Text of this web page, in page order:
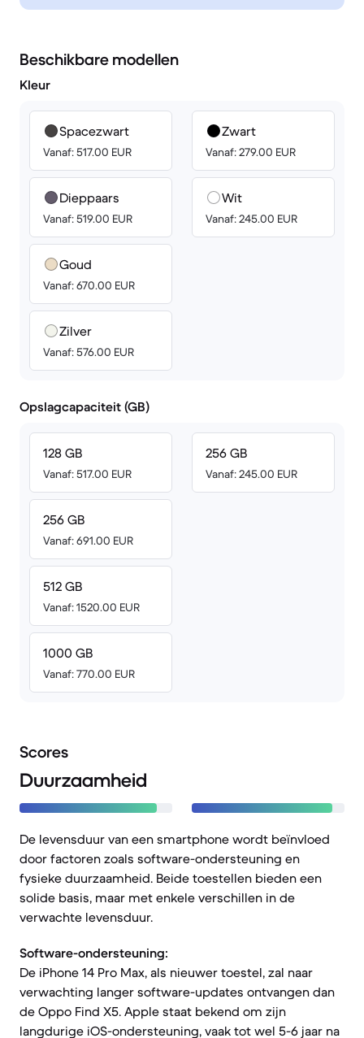
Beschikbare modellen
Kleur
Spacezwart
Vanaf: 517.00 EUR
Dieppaars
Vanaf: 519.00 EUR
Goud
Vanaf: 670.00 EUR
Zilver
Vanaf: 576.00 EUR
Zwart
Vanaf: 279.00 EUR
Wit
Vanaf: 245.00 EUR
Opslagcapaciteit (GB)
128 GB
Vanaf: 517.00 EUR
256 GB
Vanaf: 691.00 EUR
512 GB
Vanaf: 1520.00 EUR
1000 GB
Vanaf: 770.00 EUR
256 GB
Vanaf: 245.00 EUR
Scores
Duurzaamheid
De levensduur van een smartphone wordt beïnvloed
door factoren zoals software-ondersteuning en
fysieke duurzaamheid. Beide toestellen bieden een
solide basis, maar met enkele verschillen in de
verwachte levensduur.
Software-ondersteuning:
De iPhone 14 Pro Max, als nieuwer toestel, zal naar
verwachting langer software-updates ontvangen dan
de Oppo Find X5. Apple staat bekend om zijn
langdurige iOS-ondersteuning, vaak tot wel 5-6 jaar na